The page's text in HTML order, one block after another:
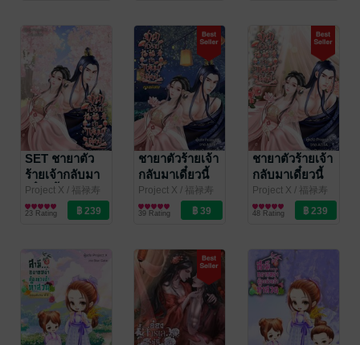
SET ชายาตัว
ร้ายเจ้ากลับมา
เดี๋ยวนี้
Project X / 福禄寿
อักษรมั่งมี
นิยายรักจีนโบราณ
23 Rating
ชายาตัวร้ายเจ้า
กลับมาเดี๋ยวนี้
ตอนพิเศษ
Project X / 福禄寿
อักษรมั่งมี
นิยายรักจีนโบราณ
39 Rating
ชายาตัวร้ายเจ้า
กลับมาเดี๋ยวนี้
Project X / 福禄寿
อักษรมั่งมี
นิยายรักจีนโบราณ
48 Rating